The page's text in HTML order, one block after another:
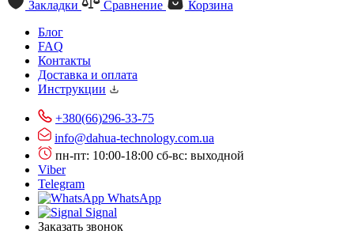
Закладки
Сравнение
Корзина
Блог
FAQ
Контакты
Доставка и оплата
Инструкции
+380(66)296-33-75
info@dahua-technology.com.ua
пн-пт: 10:00-18:00 сб-вс: выходной
Viber
Telegram
WhatsApp
Signal
Заказать звонок